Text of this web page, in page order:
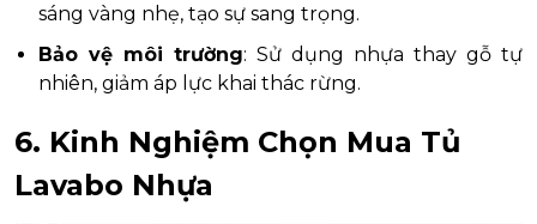
sáng vàng nhẹ, tạo sự sang trọng.
Bảo vệ môi trường: Sử dụng nhựa thay gỗ tự
nhiên, giảm áp lực khai thác rừng.
6. Kinh Nghiệm Chọn Mua Tủ
Lavabo Nhựa